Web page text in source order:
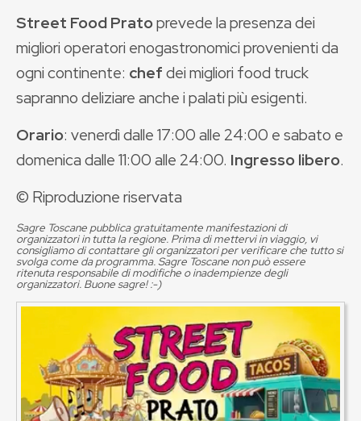
Street Food Pratoprevede la presenza dei
migliori operatori enogastronomici provenienti da
ogni continente: chefdei migliori food truck
sapranno deliziare anche i palati più esigenti.
Orario: venerdì dalle 17:00 alle 24:00 e sabato e
domenica dalle 11:00 alle 24:00. Ingresso libero.
© Riproduzione riservata
Sagre Toscane pubblica gratuitamente manifestazioni di
organizzatori in tutta la regione. Prima di mettervi in viaggio, vi
consigliamo di contattare gli organizzatori per verificare che tutto si
svolga come da programma. Sagre Toscane non può essere
ritenuta responsabile di modifiche o inadempienze degli
organizzatori. Buone sagre! :-)